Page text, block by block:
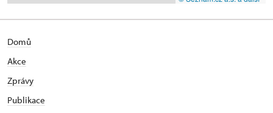
Domů
Akce
Zprávy
Publikace